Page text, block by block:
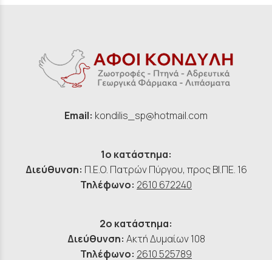
Email: kondilis_sp@hotmail.com
1ο κατάστημα:
Διεύθυνση: Π.Ε.Ο. Πατρών Πύργου, προς ΒΙ.ΠΕ. 16
Τηλέφωνο: 2610 672240
2ο κατάστημα:
Διεύθυνση: Ακτή Δυμαίων 108
Τηλέφωνο: 2610 525789